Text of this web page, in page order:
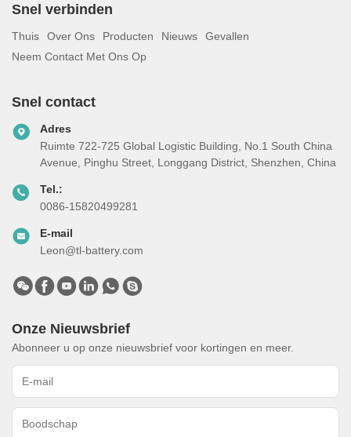
Snel verbinden
Thuis Over Ons Producten Nieuws
Gevallen
Neem Contact Met Ons Op
Snel contact
Adres
Ruimte 722-725 Global Logistic Building, No.1 South China
Avenue, Pinghu Street, Longgang District, Shenzhen, China
Tel.:
0086-15820499281
E-mail
Leon@tl-battery.com
Onze Nieuwsbrief
Abonneer u op onze nieuwsbrief voor kortingen en meer.